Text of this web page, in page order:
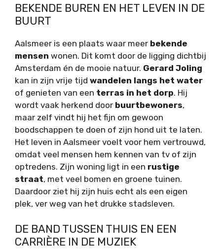
BEKENDE BUREN EN HET LEVEN IN DE
BUURT
Aalsmeer is een plaats waar meer bekende
mensen wonen. Dit komt door de ligging dichtbij
Amsterdam én de mooie natuur. Gerard Joling
kan in zijn vrije tijd wandelen langs het water
of genieten van een terras in het dorp. Hij
wordt vaak herkend door buurtbewoners,
maar zelf vindt hij het fijn om gewoon
boodschappen te doen of zijn hond uit te laten.
Het leven in Aalsmeer voelt voor hem vertrouwd,
omdat veel mensen hem kennen van tv of zijn
optredens. Zijn woning ligt in een rustige
straat, met veel bomen en groene tuinen.
Daardoor ziet hij zijn huis echt als een eigen
plek, ver weg van het drukke stadsleven.
DE BAND TUSSEN THUIS EN EEN
CARRIÈRE IN DE MUZIEK